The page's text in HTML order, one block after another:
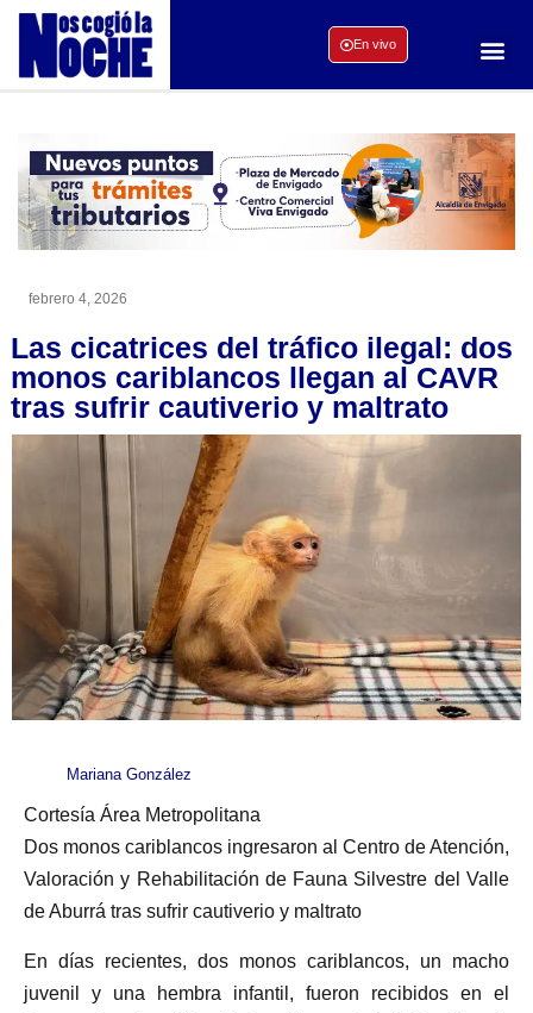
En vivo
febrero 4, 2026
Las cicatrices del tráfico ilegal: dos
monos cariblancos llegan al CAVR
tras sufrir cautiverio y maltrato
Mariana González
Cortesía Área Metropolitana
Dos monos cariblancos ingresaron al Centro de Atención,
Valoración y Rehabilitación de Fauna Silvestre del Valle
de Aburrá tras sufrir cautiverio y maltrato
En días recientes, dos monos cariblancos, un macho
juvenil y una hembra infantil, fueron recibidos en el